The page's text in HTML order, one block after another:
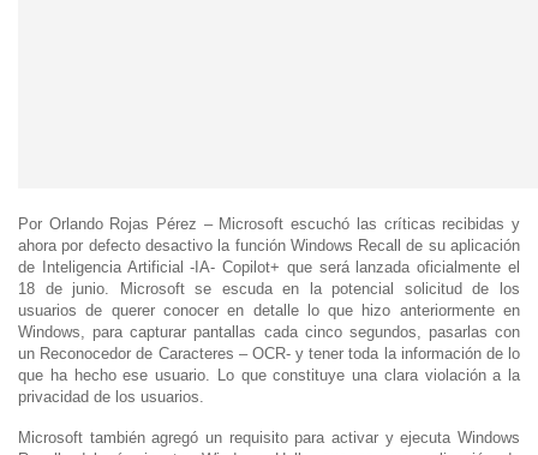
Por Orlando Rojas Pérez – Microsoft escuchó las críticas recibidas y
ahora por defecto desactivo la función Windows Recall de su aplicación
de Inteligencia Artificial -IA- Copilot+ que será lanzada oficialmente el
18 de junio. Microsoft se escuda en la potencial solicitud de los
usuarios de querer conocer en detalle lo que hizo anteriormente en
Windows, para capturar pantallas cada cinco segundos, pasarlas con
un Reconocedor de Caracteres – OCR- y tener toda la información de lo
que ha hecho ese usuario. Lo que constituye una clara violación a la
privacidad de los usuarios.
Microsoft también agregó un requisito para activar y ejecuta Windows